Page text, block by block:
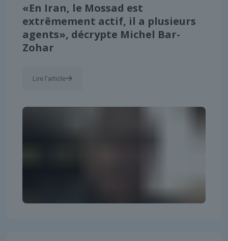
«En Iran, le Mossad est
extrêmement actif, il a plusieurs
agents», décrypte Michel Bar-
Zohar
Lire l'article